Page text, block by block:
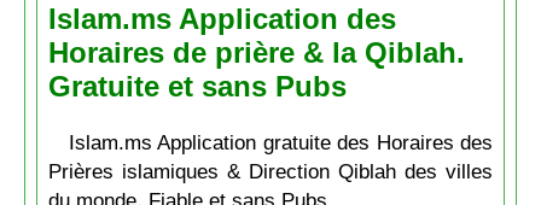
Islam.ms Application des
Horaires de prière & la Qiblah.
Gratuite et sans Pubs
Islam.ms Application gratuite des Horaires des
Prières islamiques & Direction Qiblah des villes
du monde. Fiable et sans Pubs